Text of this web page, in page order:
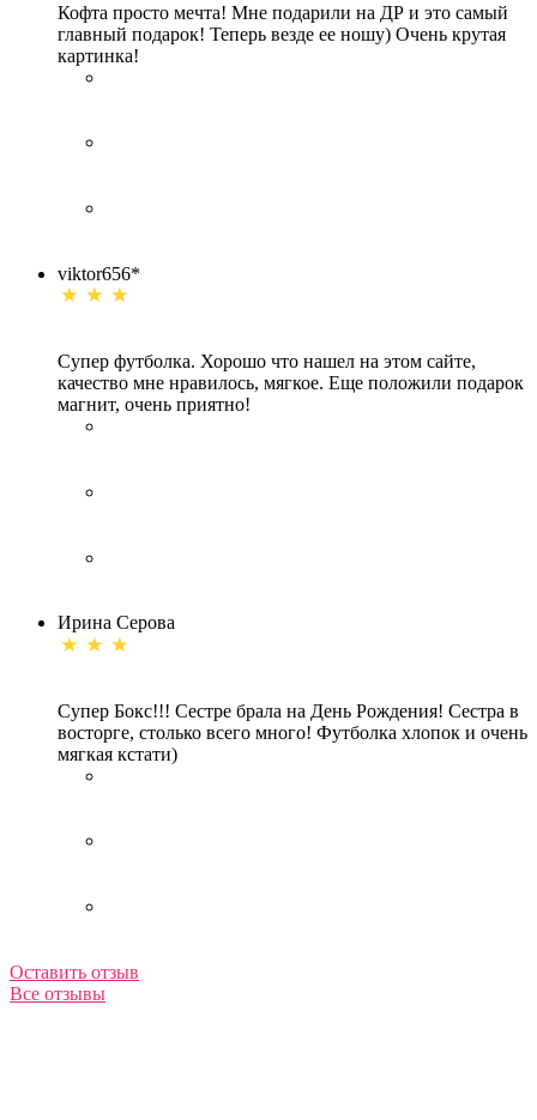
Кофта просто мечта! Мне подарили на ДР и это самый
главный подарок! Теперь везде ее ношу) Очень крутая
картинка!
viktor656*
Супер футболка. Хорошо что нашел на этом сайте,
качество мне нравилось, мягкое. Еще положили подарок
магнит, очень приятно!
Ирина Серова
Супер Бокс!!! Сестре брала на День Рождения! Сестра в
восторге, столько всего много! Футболка хлопок и очень
мягкая кстати)
Оставить отзыв
Все отзывы